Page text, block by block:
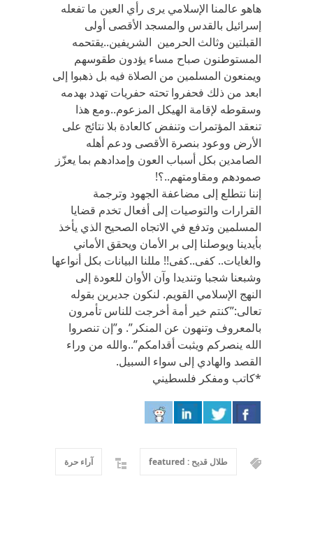
هاهو عالمنا الإسلامي يرى رأي العين ما تفعله
إسرائيل بالقدس والمسجد الأقصى أولى
القبلتين وثالث الحرمين الشريفين..يقتحمه
المستوطنون صباح مساء يؤدون طقوسهم
ويمنعون المسلمين من الصلاة فيه بل ذهبوا إلى
ابعد من ذلك فحفروا تحته حفريات تهدد بهدمه
وسقوطه لإقامة الهيكل المزعوم..ومع هذا
تنعقد المؤتمرات وتنفض كالعادة بلا نتائج على
الأرض ووعود بنصرة الأقصى ودعم أهله
الصامدين بكل أسباب العون وإمدادهم بما يعزّز
صمودهم ومقاومتهم..؟!
إننا نتطلع إلى مضاعفة الجهود وترجمة
القرارات والتوصيات إلى أفعال تخدم قضايا
المسلمين وتدفع في الاتجاه الصحيح الذي يأخذ
بأيدينا ويوصلنا إلى بر الأمان ويحقق الأماني
والغايات.. كفى..كفى!! مللنا البيانات بكل أنواعها
وشبعنا شجبا وتنديدا وآن الأوان للعودة إلى
النهج الإسلامي القويم. لنكون جديرين بقوله
تعالى:”كنتم خير أمة أخرجت للناس تأمرون
بالمعروف وتنهون عن المنكر”. و”إن تنصروا
الله ينصركم ويثبت أقدامكم”..والله من وراء
القصد والهادي إلى سواء السبيل.
*كاتب ومفكر فلسطيني
طلال قديح : featured آراء حرة